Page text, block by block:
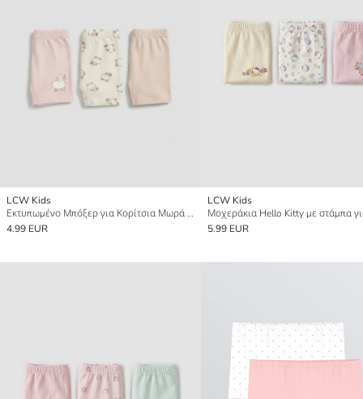
LCW Kids
Εκτυπωμένο Μπόξερ για Κορίτσια Μωρά Τριπλή Συσκευασία
4.99 EUR
LCW Kids
5.99 EUR